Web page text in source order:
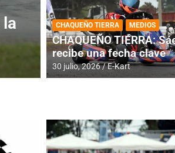
DESTACADA INFORME CENTRAL
RMC BUENOS
histórica en
4 agosto, 2026 E-Kart
CHAQUEÑO TIERRA MEDIOS
CHAQUEÑO TIERRA:
recibe una fecha clave
30 julio, 2026 E-Kart